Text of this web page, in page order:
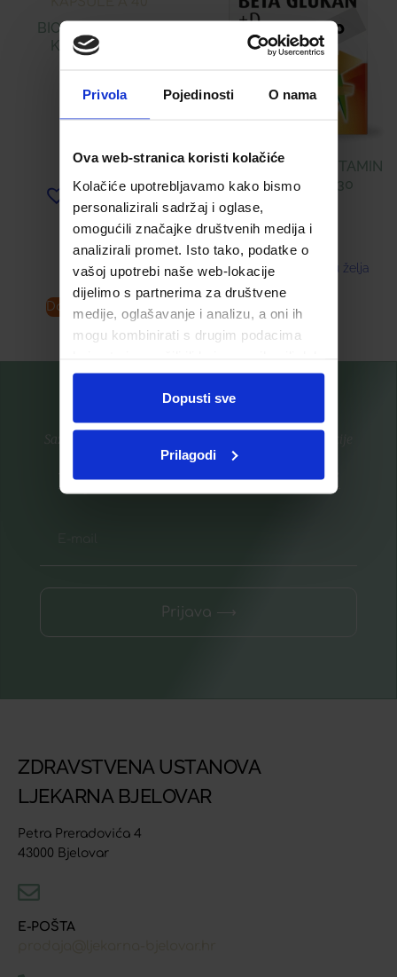
Privola Pojedinosti O nama
Ova web-stranica koristi kolačiće
Kolačiće upotrebljavamo kako bismo
personalizirali sadržaj i oglase,
omogućili značajke društvenih medija i
analizirali promet. Isto tako, podatke o
vašoj upotrebi naše web-lokacije
dijelimo s partnerima za društvene
medije, oglašavanje i analizu, a oni ih
mogu kombinirati s drugim podacima
ste upotrebljavali njihove usluge.
Dopusti sve
Prilagodi
BIO-C 500 ® (PHS)
KAPSULE Á 40
Dodaj u listu želja
Dodaj u košaricu
BETA-GLUKAN + VITAMIN
D KAPSULE Á 30
18,00 €
Dodaj u listu želja
Pročitaj više
Saznajte prvi za nove proizvode i ekskluzivne promocije
Prijavite se na listu za novosti
Prijava ⟶
ZDRAVSTVENA USTANOVA
LJEKARNA BJELOVAR
Petra Preradovića 4
43000 Bjelovar
E-POŠTA